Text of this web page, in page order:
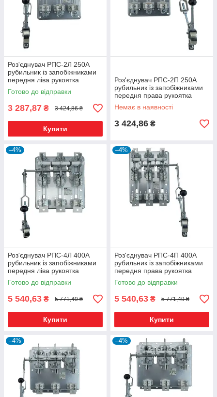
Роз'єднувач РПС-2Л 250А
рубильник із запобіжниками
передня ліва рукоятка
Готово до відправки
3 287,87 ₴ 3 424,86 ₴
Купити
Роз'єднувач РПС-2П 250А
рубильник із запобіжниками
передня права рукоятка
Немає в наявності
3 424,86 ₴
–4%
Роз'єднувач РПС-4Л 400А
рубильник із запобіжниками
передня ліва рукоятка
Готово до відправки
5 540,63 ₴ 5 771,49 ₴
Купити
–4%
Роз'єднувач РПС-4П 400А
рубильник із запобіжниками
передня права рукоятка
Готово до відправки
5 540,63 ₴ 5 771,49 ₴
Купити
–4% –4%